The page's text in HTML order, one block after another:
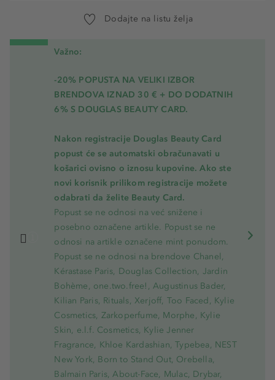
Dodajte na listu želja
Važno:
-20% POPUSTA NA VELIKI IZBOR
BRENDOVA IZNAD 30 € + DO DODATNIH
6% S DOUGLAS BEAUTY CARD.
Nakon registracije Douglas Beauty Card
popust će se automatski obračunavati u
košarici ovisno o iznosu kupovine. Ako ste
novi korisnik prilikom registracije možete
odabrati da želite Beauty Card.
Popust se ne odnosi na već snižene i
posebno označene artikle. Popust se ne
odnosi na artikle označene mint ponudom.
Popust se ne odnosi na brendove Chanel,
Kérastase Paris, Douglas Collection, Jardin
Bohème, one.two.free!, Augustinus Bader,
Kilian Paris, Rituals, Xerjoff, Too Faced, Kylie
Cosmetics, Zarkoperfume, Morphe, Kylie
Skin, e.l.f. Cosmetics, Kylie Jenner
Fragrance, Khloe Kardashian, Typebea, NEST
New York, Born to Stand Out, Orebella,
Balmain Paris, About-Face, Mulac, Drybar,